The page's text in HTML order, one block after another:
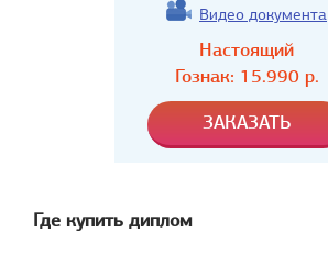
Видео документа
Настоящий
Гознак: 15.990р.
Где купить диплом